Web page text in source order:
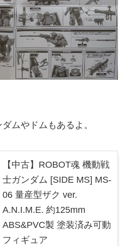
ムやドムもあるよ。
【中古】ROBOT魂 機動戦
士ガンダム [SIDE MS] MS-
06 量産型ザク ver.
A.N.I.M.E. 約125mm
ABS&PVC製 塗装済み可動
フィギュア